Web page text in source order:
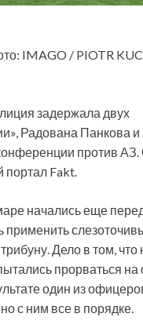
IMAGO / PIOTR
задержала двух
Радована Панкова
против АЗ.
портал Fakt.
начались еще
Дело в том,
прорваться на
один из
с ним все в порядке.